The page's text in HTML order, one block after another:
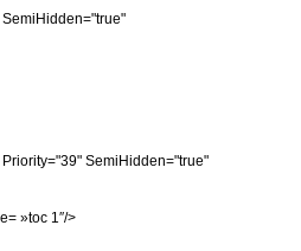
SemiHidden="true"
»toc 1″/>